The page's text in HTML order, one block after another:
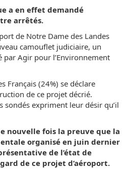
a en effet demandé
arrêtés.
de Notre Dame des Landes
camouflet judiciaire, un
par Agir pour l’Environnement
Français (24%) se déclare
de ce projet décrié.
sondés expriment leur désir qu’il
nouvelle fois la preuve que la
organisé en juin dernier
de l’état de
de ce projet d’aéroport.